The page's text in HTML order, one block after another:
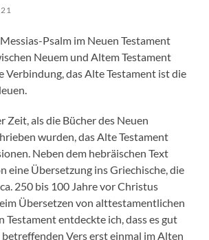
Psalm im Neuen Testament
Neuem und Altem Testament
Verbindung, das Alte Testament ist die
Zeit, als die Bücher des Neuen
wurden, das Alte Testament
Neben dem hebräischen Text
eine Übersetzung ins Griechische, die
ca. 250 bis 100 Jahre vor Christus
Übersetzen von alttestamentlichen
Testament entdeckte ich, dass es gut
betreffenden Vers erst einmal im Alten